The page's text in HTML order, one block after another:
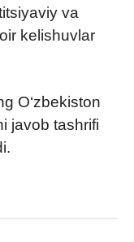
va
kelishuvlar
O‘zbekiston
javob tashrifi